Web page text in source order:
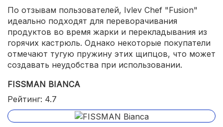
По отзывам пользователей, Ivlev Chef "Fusion"
идеально подходят для переворачивания
продуктов во время жарки и перекладывания из
горячих кастрюль. Однако некоторые покупатели
отмечают тугую пружину этих щипцов, что может
создавать неудобства при использовании.
FISSMAN BIANCA
Рейтинг: 4.7